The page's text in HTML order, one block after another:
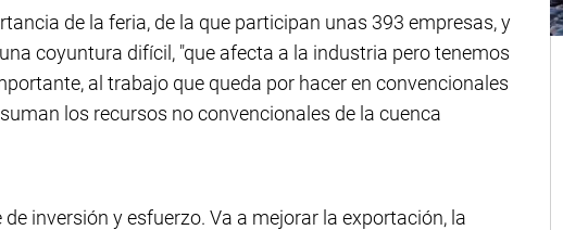
de la feria, de la que participan unas 393 empresas, y
coyuntura difícil, "que afecta a la industria pero tenemos
al trabajo que queda por hacer en convencionales
los recursos no convencionales de la cuenca
inversión y esfuerzo. Va a mejorar la exportación, la